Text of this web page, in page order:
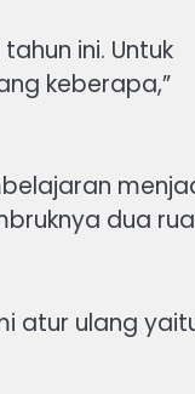
ini. Untuk
keberapa,”
dua
atur ulang